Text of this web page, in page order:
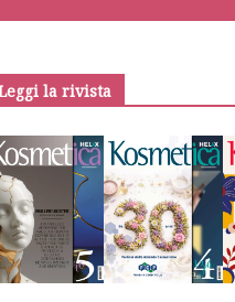
la rivista